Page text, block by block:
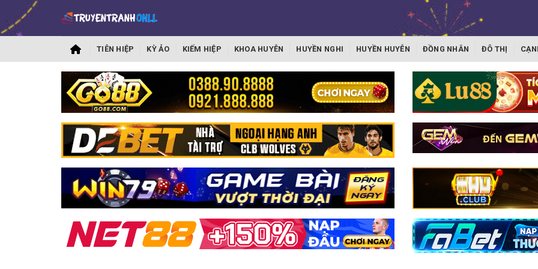
TIÊN HIỆP KỲ ẢO KIẾM HIỆP KHOA HUYỄN HUYỀN NGHI HUYỀN HUYỄN ĐỒNG NHÂN ĐÔ THỊ